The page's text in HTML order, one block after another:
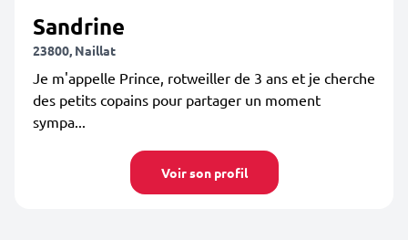
Sandrine
23800, Naillat
Je m'appelle Prince, rotweiller de 3 ans et je cherche
des petits copains pour partager un moment
sympa...
Voir son profil